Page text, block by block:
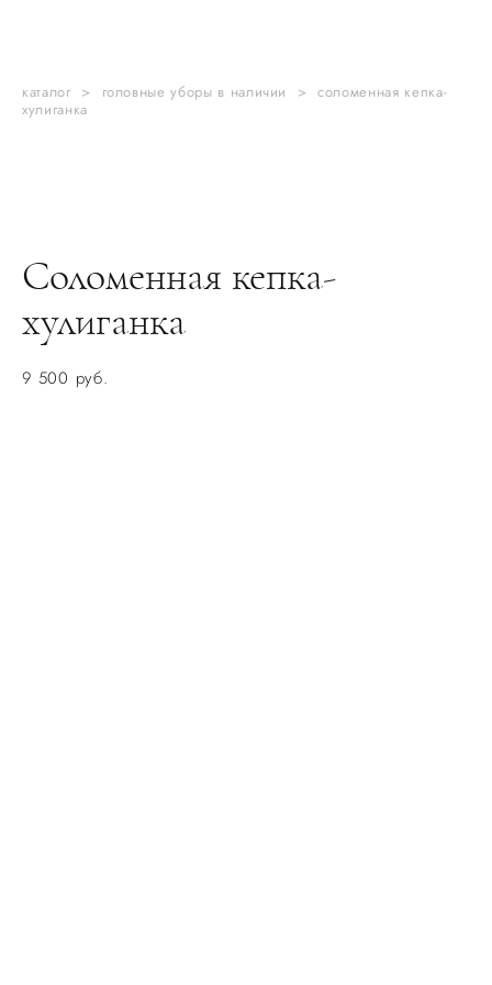
каталог > головные уборы в наличии > соломенная кепка-
хулиганка
Соломенная кепка-
хулиганка
9 500 pуб.